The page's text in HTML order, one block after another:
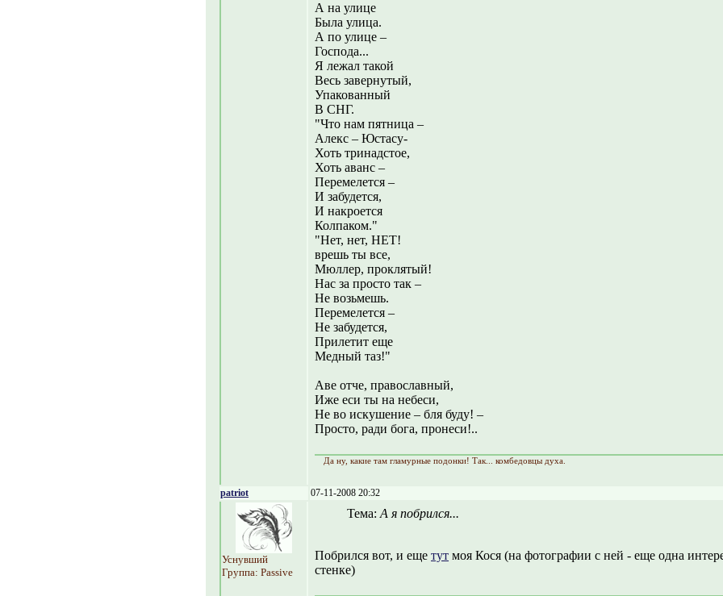
А на улице
Была улица.
А по улице –
Господа...
Я лежал такой
Весь завернутый,
Упакованный
В СНГ.
"Что нам пятница –
Алекс – Юстасу-
Хоть тринадстое,
Хоть аванс –
Перемелется –
И забудется,
И накроется
Колпаком."
"Нет, нет, НЕТ!
врешь ты все,
Мюллер, проклятый!
Нас за просто так –
Не возьмешь.
Перемелется –
Не забудется,
Прилетит еще
Медный таз!"
Аве отче, православный,
Иже еси ты на небеси,
Не во искушение – бля буду! –
Просто, ради бога, пронеси!..
Да ну, какие там гламурные подонки! Так... комбедовцы духа.
patriot 07-11-2008 20:32
Уснувший
Группа: Passive
Тема: А я побрился...
Побрился вот, и еще тут моя Кося (на фотографии с ней - еще одна
стенке)